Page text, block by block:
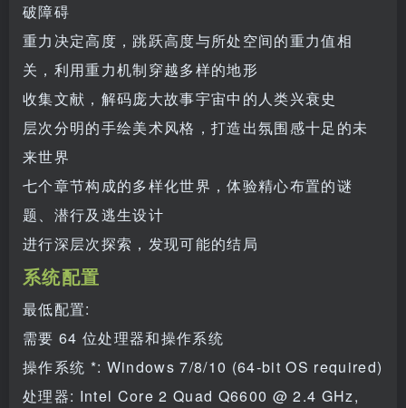
破障碍
重力决定高度，跳跃高度与所处空间的重力值相
关，利用重力机制穿越多样的地形
收集文献，解码庞大故事宇宙中的人类兴衰史
层次分明的手绘美术风格，打造出氛围感十足的未
来世界
七个章节构成的多样化世界，体验精心布置的谜
题、潜行及逃生设计
进行深层次探索，发现可能的结局
系统配置
最低配置:
需要 64 位处理器和操作系统
操作系统 *: Windows 7/8/10 (64-bit OS required)
处理器: Intel Core 2 Quad Q6600 @ 2.4 GHz,